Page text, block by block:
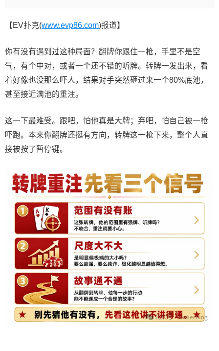
【EV扑克(www.evp86.com)报道】
你有没有遇到过这种局面？翻牌你跟住一枪，手里不是空
气，有个中对，或者一个还不错的听牌。转牌一发出来，看
着好像也没那么吓人，结果对手突然砸过来一个80%底池，
甚至接近满池的重注。
这一下最难受。跟吧，怕他真是大牌；弃吧，怕自己被一枪
吓跑。本来你翻牌还挺有方向，转牌这一枪下来，整个人直
接被按了暂停键。